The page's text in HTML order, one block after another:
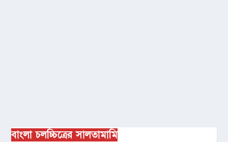
বাংলা চলচ্চিত্রের সালতামামি